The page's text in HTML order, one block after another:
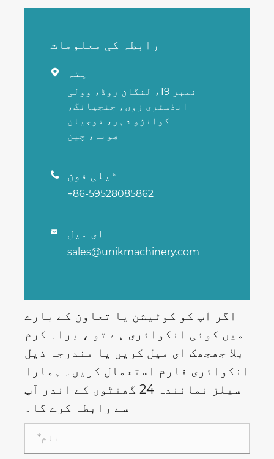
رابطہ کی معلومات
 پتہ
نمبر 19، لنگان روڈ، وولی
انڈسٹری زون، جنجیانگ،
کوانژو شہر، فوجیان
صوبہ، چین
 ٹیلی فون
+86-59528085862
 ای میل
sales@unikmachinery.com
اگر آپ کو کوٹیشن یا تعاون کے بارے
میں کوئی انکوائری ہے تو ، براہ کرم
بلا جھجھک ای میل کریں یا مندرجہ ذیل
انکوائری فارم استعمال کریں۔ ہمارا
سیلز نمائندہ 24 گھنٹوں کے اندر آپ
سے رابطہ کرے گا۔